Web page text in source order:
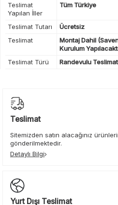
Teslimat
Yapılan İller
Tüm Türkiye
Teslimat Tutarı
Ücretsiz
Teslimat
Montaj Dahil
Kurulum
Teslimat Türü
Randevulu Teslimat
Teslimat
Sitemizden satın alacağınız
gönderilmektedir.
Detaylı Bilgi
Yurt Dışı Teslimat